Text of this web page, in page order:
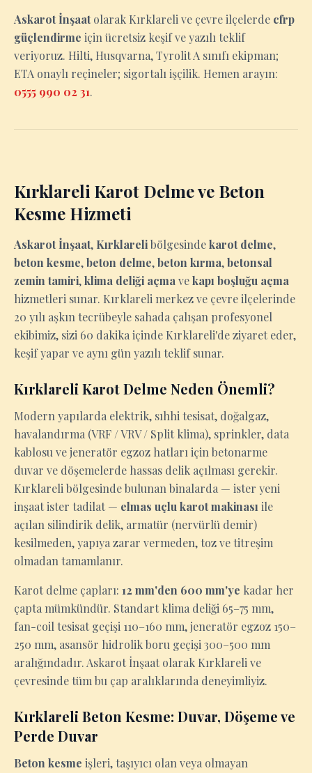
Askarot İnşaatolarak Kırklareli ve çevre ilçelerde cfrp
güçlendirme için ücretsiz keşif ve yazılı teklif
veriyoruz. Hilti, Husqvarna, Tyrolit A sınıfı ekipman;
ETA onaylı reçineler; sigortalı işçilik. Hemen arayın:
0555 990 02 31.
Kırklareli Karot Delme ve Beton
Kesme Hizmeti
Askarot İnşaat, Kırklarelibölgesindekarot delme,
beton kesme,beton delme,beton kırma,betonsal
zemin tamiri,klima deliği açma vekapı boşluğu açma
hizmetleri sunar. Kırklareli merkez ve çevre ilçelerinde
20 yılı aşkın tecrübeyle sahada çalışan profesyonel
ekibimiz, sizi 60 dakika içinde Kırklareli'de ziyaret eder,
keşif yapar ve aynı gün yazılı teklif sunar.
Kırklareli Karot Delme Neden Önemli?
Modern yapılarda elektrik, sıhhi tesisat, doğalgaz,
havalandırma (VRF / VRV / Split klima), sprinkler, data
kablosu ve jeneratör egzoz hatları için betonarme
duvar ve döşemelerde hassas delik açılması gerekir.
Kırklareli bölgesinde bulunan binalarda — ister yeni
inşaat ister tadilat — elmas uçlu karot makinası ile
açılan silindirik delik, armatür (nervürlü demir)
kesilmeden, yapıya zarar vermeden, toz ve titreşim
olmadan tamamlanır.
Karot delme çapları: 12 mm'den 600 mm'ye kadar her
çapta mümkündür. Standart klima deliği 65–75 mm,
fan-coil tesisat geçişi 110–160 mm, jeneratör egzoz 150–
250 mm, asansör hidrolik boru geçişi 300–500 mm
aralığındadır. Askarot İnşaat olarak Kırklareli ve
çevresinde tüm bu çap aralıklarında deneyimliyiz.
Kırklareli Beton Kesme: Duvar, Döşeme ve
Perde Duvar
Beton kesme işleri, taşıyıcı olan veya olmayan